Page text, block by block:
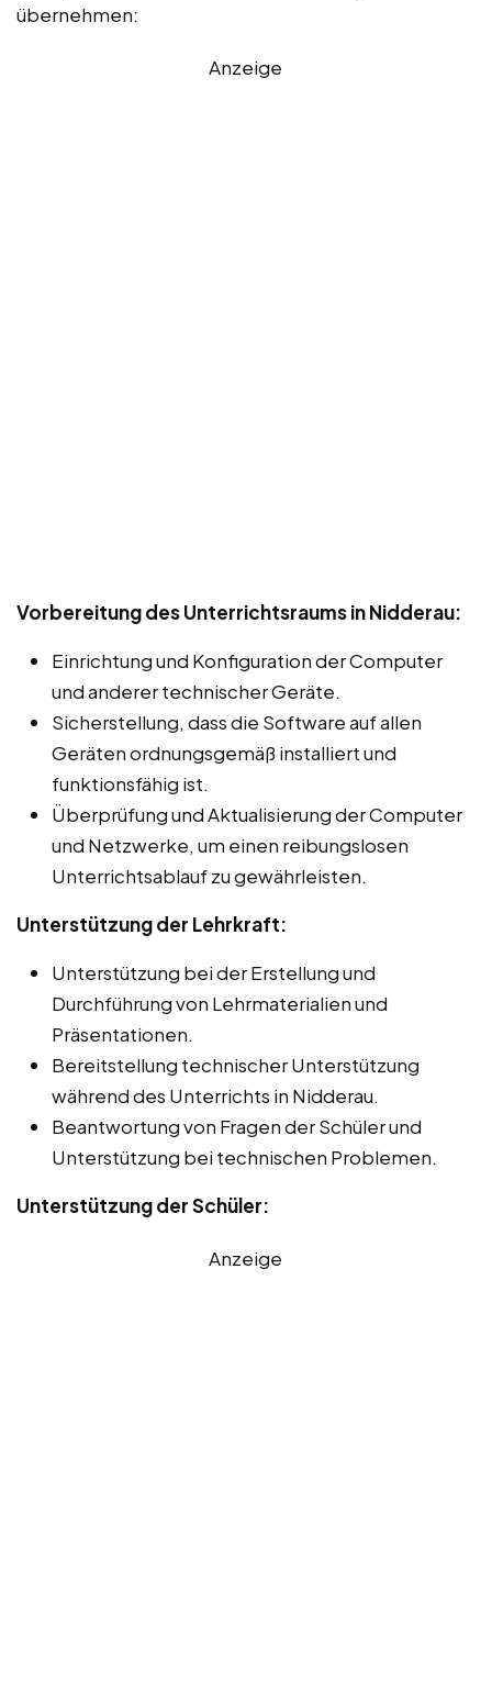
übernehmen:
Anzeige
Vorbereitung des Unterrichtsraums in Nidderau:
Einrichtung und Konfiguration der Computer
und anderer technischer Geräte.
Sicherstellung, dass die Software auf allen
Geräten ordnungsgemäß installiert und
funktionsfähig ist.
Überprüfung und Aktualisierung der Computer
und Netzwerke, um einen reibungslosen
Unterrichtsablauf zu gewährleisten.
Unterstützung der Lehrkraft:
Unterstützung bei der Erstellung und
Durchführung von Lehrmaterialien und
Präsentationen.
Bereitstellung technischer Unterstützung
während des Unterrichts in Nidderau.
Beantwortung von Fragen der Schüler und
Unterstützung bei technischen Problemen.
Unterstützung der Schüler:
Anzeige